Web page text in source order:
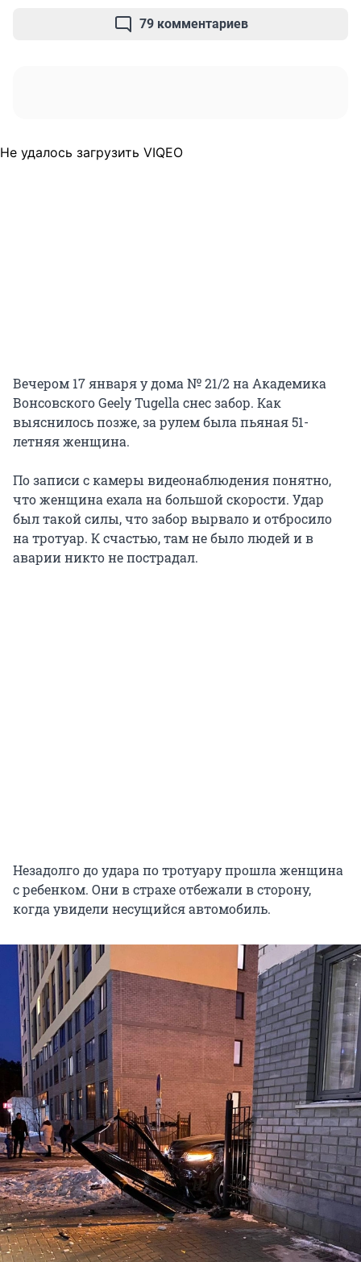
79 комментариев
Не удалось загрузить VIQEO
Вечером 17 января у дома № 21/2 на Академика
Вонсовского Geely Tugella снес забор. Как
выяснилось позже, за рулем была пьяная 51-
летняя женщина.
По записи с камеры видеонаблюдения понятно,
что женщина ехала на большой скорости. Удар
был такой силы, что забор вырвало и отбросило
на тротуар. К счастью, там не было людей и в
аварии никто не пострадал.
Незадолго до удара по тротуару прошла женщина
с ребенком. Они в страхе отбежали в сторону,
когда увидели несущийся автомобиль.